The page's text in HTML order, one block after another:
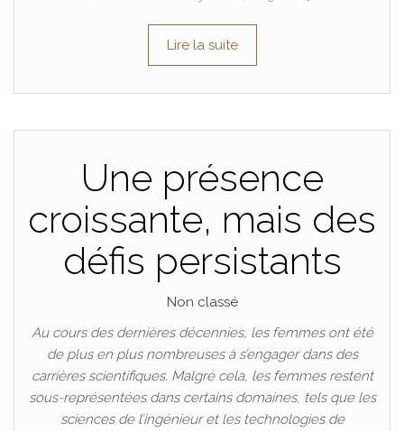
Lire la suite
Une présence
croissante, mais des
défis persistants
Non classé
Au cours des dernières décennies, les femmes ont été
de plus en plus nombreuses à s’engager dans des
carrières scientifiques. Malgré cela, les femmes restent
sous-représentées dans certains domaines, tels que les
sciences de l’ingénieur et les technologies de